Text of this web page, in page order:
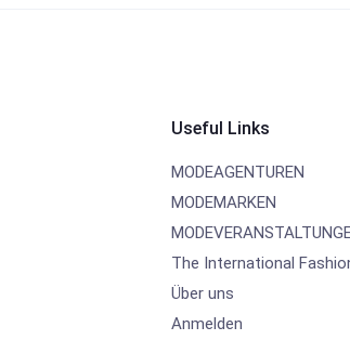
Useful Links
MODEAGENTUREN
MODEMARKEN
The International
Über uns
Anmelden